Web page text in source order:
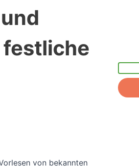
von bekannten